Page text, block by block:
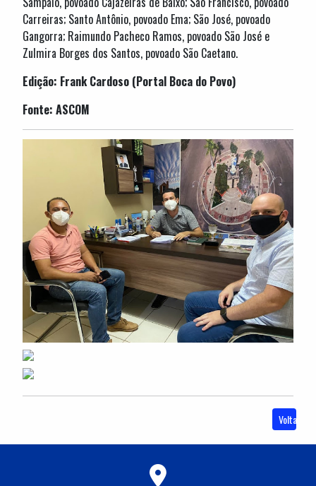
Carreiras; Santo Antônio, povoado Ema; São José, povoado
Gangorra; Raimundo Pacheco Ramos, povoado São José e
Zulmira Borges dos Santos, povoado São Caetano.
Edição: Frank Cardoso (Portal Boca do Povo)
Fonte: ASCOM
Voltar